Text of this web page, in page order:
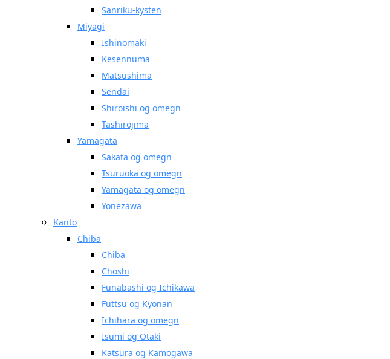
Sanriku-kysten
Miyagi
Ishinomaki
Kesennuma
Matsushima
Sendai
Shiroishi og omegn
Tashirojima
Yamagata
Sakata og omegn
Tsuruoka og omegn
Yamagata og omegn
Yonezawa
Kanto
Chiba
Chiba
Choshi
Funabashi og Ichikawa
Futtsu og Kyonan
Ichihara og omegn
Isumi og Otaki
Katsura og Kamogawa